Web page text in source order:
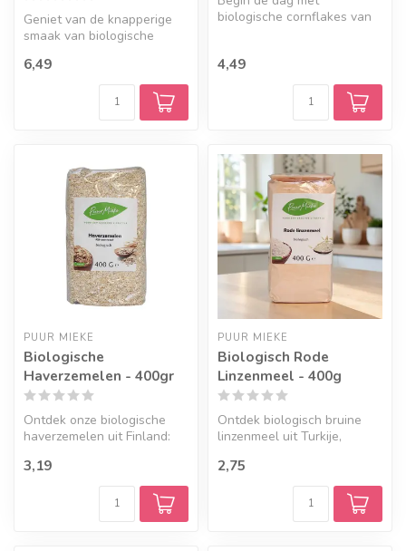
Geniet van de knapperige
smaak van biologische
uit Sri ...
6,49
biologische cornflakes van
4,49
PUUR MIEKE
Biologische
Haverzemelen - 400gr
Ontdek onze biologische
haverzemelen uit Finland:
bakrece...
3,19
PUUR MIEKE
Biologisch Rode
Linzenmeel - 400g
Ontdek biologisch bruine
linzenmeel uit Turkije,
biologische br...
2,75